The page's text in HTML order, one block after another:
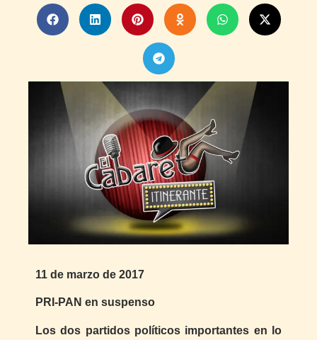
11 de marzo de 2017
PRI-PAN en suspenso
Los dos partidos políticos importantes en lo